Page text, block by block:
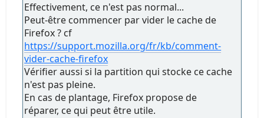
Effectivement, ce n'est pas normal...
Peut-être commencer par vider le cache de
Firefox ? cf
https://support.mozilla.org/fr/kb/comment-
vider-cache-firefox
Vérifier aussi si la partition qui stocke ce cache
n'est pas pleine.
En cas de plantage, Firefox propose de
réparer, ce qui peut être utile.